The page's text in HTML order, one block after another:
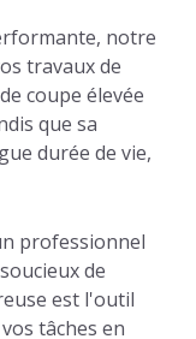
notre
travaux de
coupe élevée
que sa
durée de vie,
professionnel
de
est l'outil
tâches en